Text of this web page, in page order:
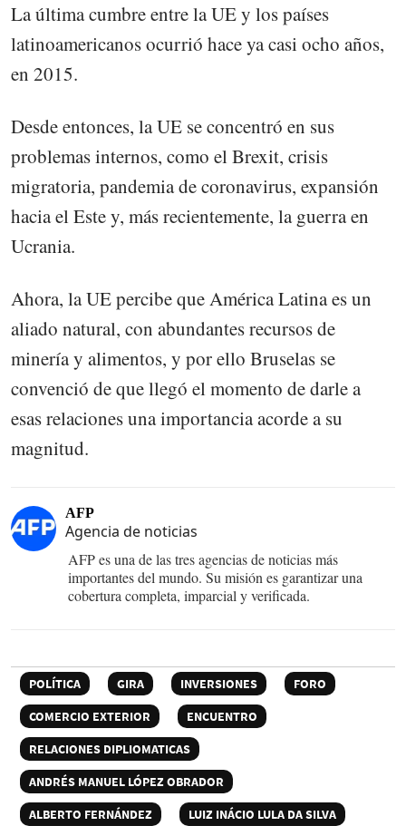
La última cumbre entre la UE y los países
latinoamericanos ocurrió hace ya casi ocho años,
en 2015.
Desde entonces, la UE se concentró en sus
problemas internos, como el Brexit, crisis
migratoria, pandemia de coronavirus, expansión
hacia el Este y, más recientemente, la guerra en
Ucrania.
Ahora, la UE percibe que América Latina es un
aliado natural, con abundantes recursos de
minería y alimentos, y por ello Bruselas se
convenció de que llegó el momento de darle a
esas relaciones una importancia acorde a su
magnitud.
AFP
Agencia de noticias
AFP es una de las tres agencias de noticias más
importantes del mundo. Su misión es garantizar una
cobertura completa, imparcial y verificada.
POLÍTICA GIRA INVERSIONES
FORO
COMERCIO EXTERIOR
ENCUENTRO
RELACIONES DIPLIOMATICAS
ANDRÉS MANUEL LÓPEZ OBRADOR
ALBERTO FERNÁNDEZ
LUIZ INÁCIO LULA DA SILVA